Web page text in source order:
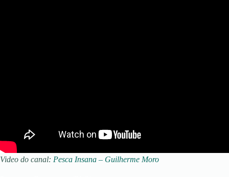
Video do canal: Pesca Insana – Guilherme Moro